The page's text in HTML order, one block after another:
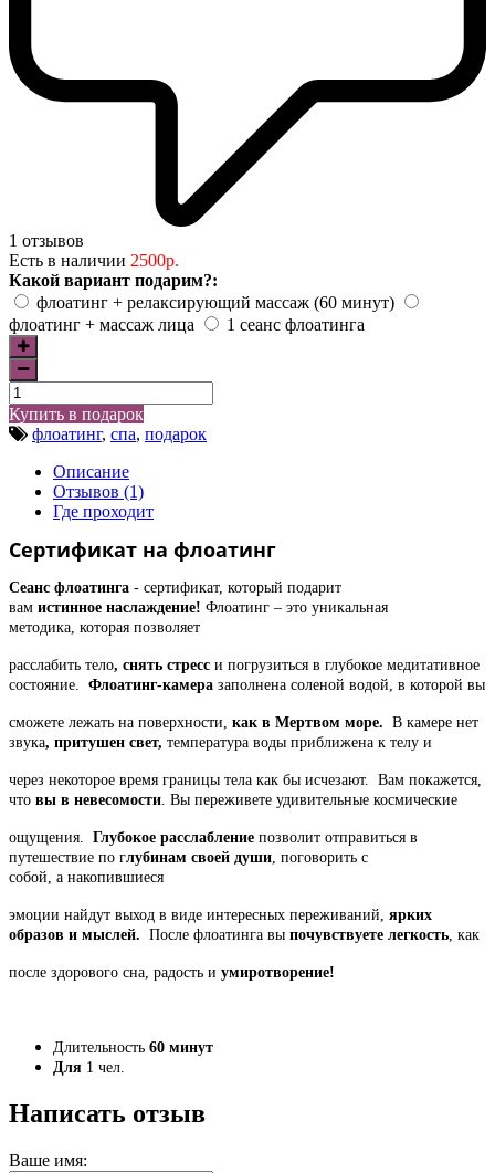
1 отзывов
Есть в наличии 2500р.
Какой вариант подарим?:
флоатинг + релаксирующий массаж (60 минут)
флоатинг + массаж лица
1 сеанс флоатинга
Купить в подарок
флоатинг, спа, подарок
Описание
Отзывов (1)
Где проходит
Сертификат на флоатинг
Сеанс флоатинга - сертификат, который подарит
вам истинное наслаждение! Флоатинг – это уникальная
методика, которая позволяет
расслабить тело, снять стресс и погрузиться в глубокое медитативное
состояние. Флоатинг-камера заполнена соленой водой, в которой вы
сможете лежать на поверхности, как в Мертвом море. В камере нет
звука, притушен свет, температура воды приближена к телу и
через некоторое время границы тела как бы исчезают.
Вам покажется,
что вы в невесомости . Вы переживете удивительные космические
ощущения. Глубокое расслабление позволит отправиться в
путешествие по глубинам своей души поговорить с
собой, а накопившиеся
эмоции найдут выход в виде интересных переживаний, ярких
образов и мыслей. После флоатинга вы почувствуете легкость , как
после здорового сна, радость и умиротворение!
Длительность 60 минут
Для 1 чел.
Написать отзыв
Ваше имя: